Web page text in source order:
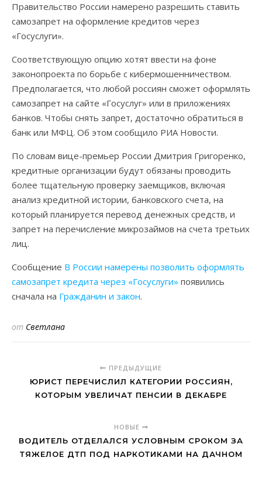
Правительство России намерено разрешить ставить
самозапрет на оформление кредитов через
«Госуслуги».
Соответствующую опцию хотят ввести на фоне
законопроекта по борьбе с кибермошенничеством.
Предполагается, что любой россиян сможет оформлять
самозапрет на сайте «Госуслуг» или в приложениях
банков. Чтобы снять запрет, достаточно обратиться в
банк или МФЦ. Об этом сообщило РИА Новости.
По словам вице-премьер России Дмитрия Григоренко,
кредитные организации будут обязаны проводить
более тщательную проверку заемщиков, включая
анализ кредитной истории, банковского счета, на
который планируется перевод денежных средств, и
запрет на перечисление микрозаймов на счета третьих
лиц.
Сообщение В России намерены позволить оформлять
самозапрет кредита через «Госуслуги» появились
сначала на Гражданин и закон.
от Светлана
ПРЕДЫДУЩИЕ
ЮРИСТ ПЕРЕЧИСЛИЛ КАТЕГОРИИ РОССИЯН,
КОТОРЫМ УВЕЛИЧАТ ПЕНСИИ В ДЕКАБРЕ
НОВЫЕ
ВОДИТЕЛЬ ОТДЕЛАЛСЯ УСЛОВНЫМ СРОКОМ ЗА
ТЯЖЕЛОЕ ДТП ПОД НАРКОТИКАМИ НА ДАЧНОМ